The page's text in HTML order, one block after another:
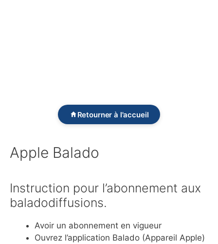
Retourner à l'accueil
Apple Balado
Instruction pour l’abonnement aux
baladodiffusions.
Avoir un abonnement en vigueur
Ouvrez l’application Balado (Appareil Apple)